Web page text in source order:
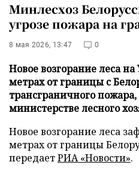
Минлесхоз
угрозе пожара на
8 мая 2026, 13:47 0
Новое возгорание леса
метрах от границы с
трансграничного
министерстве лесного
Новое возгорание леса
метрах от границы
передаетРИА «Новости».